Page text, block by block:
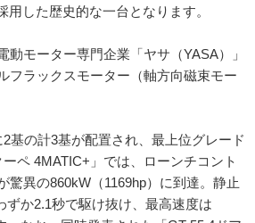
用した歴史的な一台となります。
動モーター専門企業「ヤサ（YASA）」
フラックスモーター（軸方向磁束モー
基の計3基が配置され、最上位グレード
ペ 4MATIC+」では、ローンチコント
驚異の860kW（1169hp）に到達。静止
ずか2.1秒で駆け抜け、最高速度は